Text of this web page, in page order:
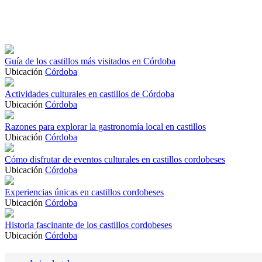
Guía de los castillos más visitados en Córdoba
Ubicación Córdoba
Actividades culturales en castillos de Córdoba
Ubicación Córdoba
Razones para explorar la gastronomía local en castillos
Ubicación Córdoba
Cómo disfrutar de eventos culturales en castillos cordobeses
Ubicación Córdoba
Experiencias únicas en castillos cordobeses
Ubicación Córdoba
Historia fascinante de los castillos cordobeses
Ubicación Córdoba